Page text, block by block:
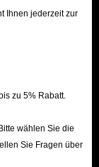
Ihnen jederzeit zur
zu 5% Rabatt.
wählen Sie die
Sie Fragen über